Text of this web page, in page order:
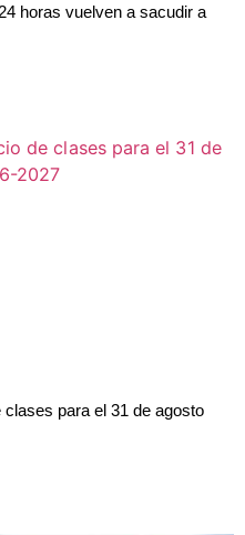
horas vuelven a sacudir a
para el 31 de agosto